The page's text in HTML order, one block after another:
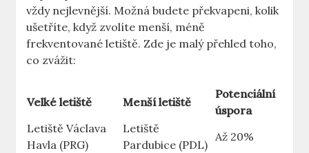
vždy nejlevnější. Možná budete překvapeni, kolik
ušetříte, když zvolíte menší, méně
frekventované letiště. Zde je malý přehled toho,
co zvážit:
Velké letiště Menší letiště
Potenciální
úspora
Letiště Václava
Havla (PRG)
Letiště
Pardubice (PDL)
Až 20%